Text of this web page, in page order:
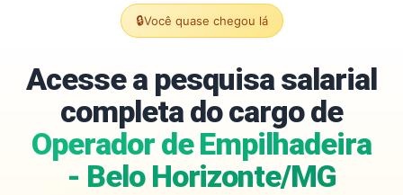
🔒Você quase chegou lá
Acesse a pesquisa salarial
completa do cargo de
Operador de Empilhadeira
- Belo Horizonte/MG